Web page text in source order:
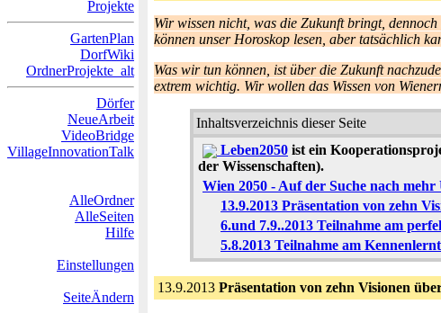
Projekte
GartenPlan
DorfWiki
OrdnerProjekte_alt
Dörfer
NeueArbeit
VideoBridge
VillageInnovationTalk
AlleOrdner
AlleSeiten
Hilfe
Einstellungen
SeiteÄndern
Wir wissen nicht, was die Zukunft bringt,
können unser Horoskop lesen, aber tatsächlich
Was wir tun können, ist über die Zukunft
extrem wichtig. Wir wollen das Wissen von
Inhaltsverzeichnis dieser Seite
Leben2050 ist ein
der Wissenschaften).
Wien 2050 - Auf der Suche nach
13.9.2013 Präsentation von zehn
6.und 7.9..2013 Teilnahme am
5.8.2013 Teilnahme am
13.9.2013 Präsentation von zehn Visionen